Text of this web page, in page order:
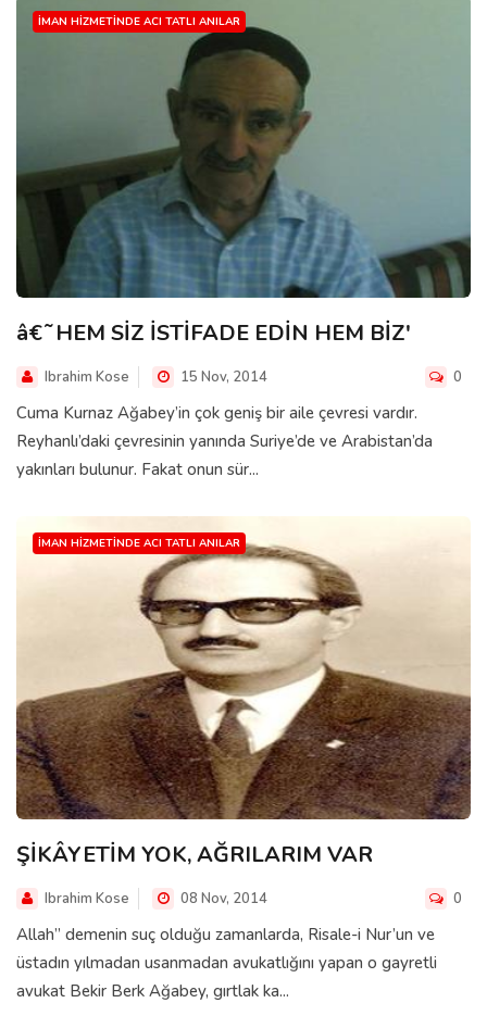
İMAN HIZMETINDE ACI TATLI ANILAR
â€˜HEM SİZ İSTİFADE EDİN HEM BİZ'
Ibrahim Kose 15 Nov, 2014 0
Cuma Kurnaz Ağabey’in çok geniş bir aile çevresi vardır.
Reyhanlı’daki çevresinin yanında Suriye’de ve Arabistan’da
yakınları bulunur. Fakat onun sür...
İMAN HIZMETINDE ACI TATLI ANILAR
ŞİKÂYETİM YOK, AĞRILARIM VAR
Ibrahim Kose 08 Nov, 2014 0
Allah” demenin suç olduğu zamanlarda, Risale-i Nur’un ve
üstadın yılmadan usanmadan avukatlığını yapan o gayretli
avukat Bekir Berk Ağabey, gırtlak ka...